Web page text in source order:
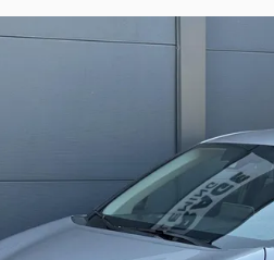
A
2020
v.a. € 422/mnd
Scherp geprijsd